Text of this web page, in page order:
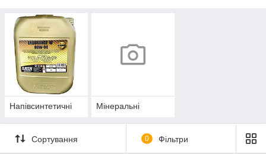
Напівсинтетичні Мінеральні
Сортування 0 Фільтри